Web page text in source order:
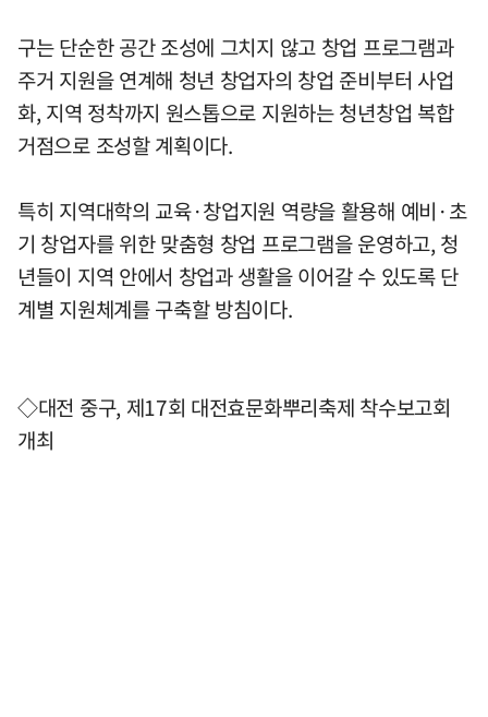
구는 단순한 공간 조성에 그치지 않고 창업 프로그램과
주거 지원을 연계해 청년 창업자의 창업 준비부터 사업
화, 지역 정착까지 원스톱으로 지원하는 청년창업 복합
거점으로 조성할 계획이다.
특히 지역대학의 교육·창업지원 역량을 활용해 예비·초
기 창업자를 위한 맞춤형 창업 프로그램을 운영하고, 청
년들이 지역 안에서 창업과 생활을 이어갈 수 있도록 단
계별 지원체계를 구축할 방침이다.
◇대전 중구, 제17회 대전효문화뿌리축제 착수보고회
개최